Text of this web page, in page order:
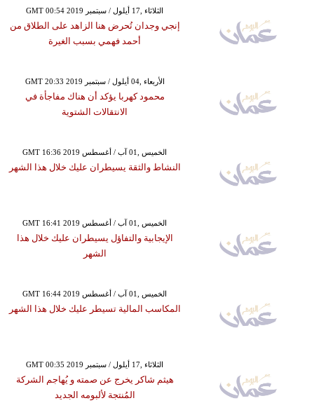
GMT 00:54 2019 الثلاثاء ,17 أيلول / سبتمبر
إنجي وجدان تُحرض هنا الزاهد على الطلاق من
أحمد فهمي بسبب الغيرة
GMT 20:33 2019 الأربعاء ,04 أيلول / سبتمبر
محمود كهربا يؤكد أن هناك مفاجأة في
الانتقالات الشتوية
GMT 16:36 2019 الخميس ,01 آب / أغسطس
النشاط والثقة يسيطران عليك خلال هذا الشهر
GMT 16:41 2019 الخميس ,01 آب / أغسطس
الإيجابية والتفاؤل يسيطران عليك خلال هذا
الشهر
GMT 16:44 2019 الخميس ,01 آب / أغسطس
المكاسب المالية تسيطر عليك خلال هذا الشهر
GMT 00:35 2019 الثلاثاء ,17 أيلول / سبتمبر
هيثم شاكر يخرج عن صمته و يُهاجم الشركة
المُنتجة لألبومه الجديد